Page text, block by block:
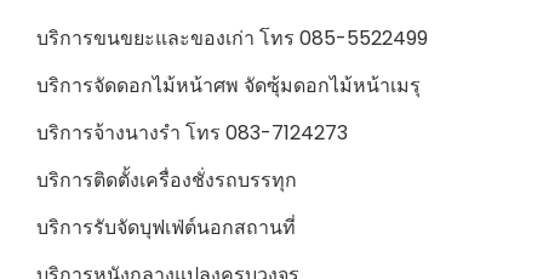
บริการขนขยะและของเก่า โทร 085-5522499
บริการจัดดอกไม้หน้าศพ จัดซุ้มดอกไม้หน้าเมรุ
บริการจ้างนางรำ โทร 083-7124273
บริการติดตั้งเครื่องชั่งรถบรรทุก
บริการรับจัดบุฟเฟ่ต์นอกสถานที่